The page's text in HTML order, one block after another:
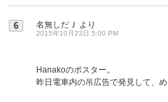
6 名無しだＪ より
2015年10月23日 5:00 PM
Hanakoのポスター。
昨日電車内の吊広告で発見して、め